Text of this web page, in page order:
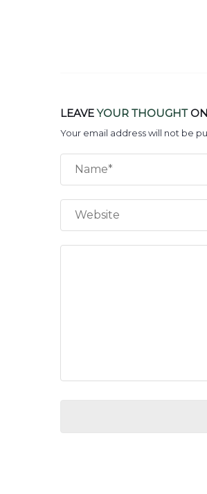
LEAVEYOUR THOUGHT
Your email address will not be